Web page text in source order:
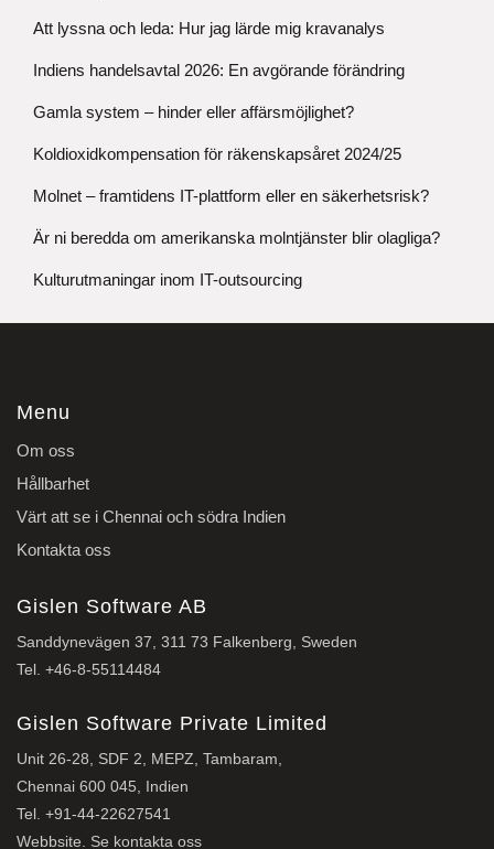
Att lyssna och leda: Hur jag lärde mig kravanalys
Indiens handelsavtal 2026: En avgörande förändring
Gamla system – hinder eller affärsmöjlighet?
Koldioxidkompensation för räkenskapsåret 2024/25
Molnet – framtidens IT-plattform eller en säkerhetsrisk?
Är ni beredda om amerikanska molntjänster blir olagliga?
Kulturutmaningar inom IT-outsourcing
Menu
Om oss
Hållbarhet
Värt att se i Chennai och södra Indien
Kontakta oss
Gislen Software AB
Sanddynevägen 37, 311 73 Falkenberg, Sweden
Tel. +46-8-55114484
Gislen Software Private Limited
Unit 26-28, SDF 2, MEPZ, Tambaram,
Chennai 600 045, Indien
Tel. +91-44-22627541
Webbsite. Se kontakta oss